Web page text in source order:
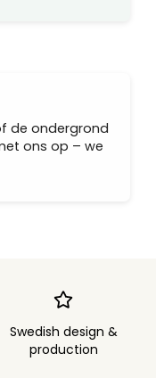
de ondergrond
ons op – we
Swedish design &
production